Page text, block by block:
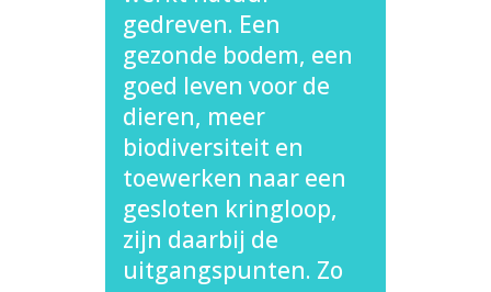
gedreven. Een
gezonde bodem, een
goed leven voor de
dieren, meer
biodiversiteit en
toewerken naar een
gesloten kringloop,
zijn daarbij de
uitgangspunten. Zo